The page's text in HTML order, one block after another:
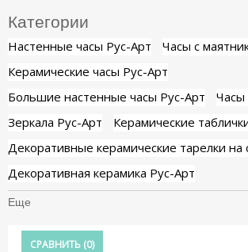
Категории
Настенные часы Рус-Арт
Часы с
Керамические часы Рус-Арт
Большие настенные часы Рус-Арт
Часы
Зеркала Рус-Арт
Керамические
Декоративные керамические тарелки на
Декоративная керамика Рус-Арт
Еще
СРАВНИТЬ (0)